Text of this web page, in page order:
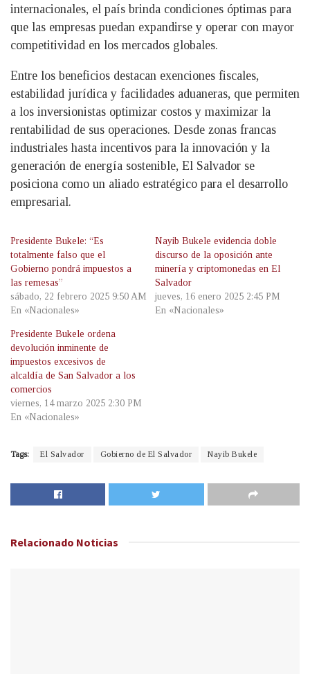
internacionales, el país brinda condiciones óptimas para
que las empresas puedan expandirse y operar con mayor
competitividad en los mercados globales.
Entre los beneficios destacan exenciones fiscales,
estabilidad jurídica y facilidades aduaneras, que permiten
a los inversionistas optimizar costos y maximizar la
rentabilidad de sus operaciones. Desde zonas francas
industriales hasta incentivos para la innovación y la
generación de energía sostenible, El Salvador se
posiciona como un aliado estratégico para el desarrollo
empresarial.
Presidente Bukele: “Es
totalmente falso que el
Gobierno pondrá impuestos a
las remesas”
sábado, 22 febrero 2025 9:50 AM
En «Nacionales»
Nayib Bukele evidencia doble
discurso de la oposición ante
minería y criptomonedas en El
Salvador
jueves, 16 enero 2025 2:45 PM
En «Nacionales»
Presidente Bukele ordena
devolución inminente de
impuestos excesivos de
alcaldía de San Salvador a los
comercios
viernes, 14 marzo 2025 2:30 PM
En «Nacionales»
Tags: El Salvador Gobierno de El Salvador Nayib Bukele
Relacionado Noticias